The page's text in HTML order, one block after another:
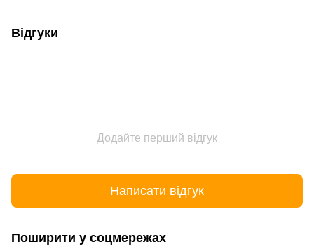
Відгуки
Додайте перший відгук
Написати відгук
Поширити у соцмережах